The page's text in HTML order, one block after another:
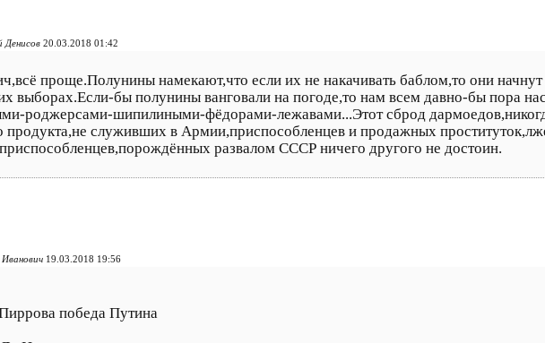
Денисов 20.03.2018 01:42
проще.Полунины намекают,что если их не накачивать баблом,то они
выборах.Если-бы полунины ванговали на погоде,то нам всем давно-бы пора
роджерсами-шипилиными-фёдорами-лежавами...Этот сброд
продукта,не служивших в Армии,приспособленцев и продажных
развалом СССР ничего другого не достоин.
19.03.2018 19:56
победа Путина